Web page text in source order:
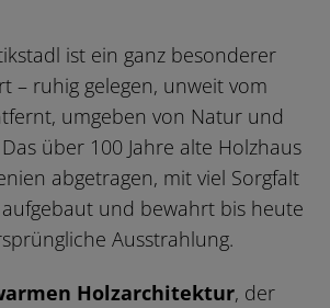
ist ein ganz besonderer
– ruhig gelegen, unweit vom
umgeben von Natur und
über 100 Jahre alte Holzhaus
abgetragen, mit viel Sorgfalt
und bewahrt bis heute
Ausstrahlung.
Holzarchitektur, der